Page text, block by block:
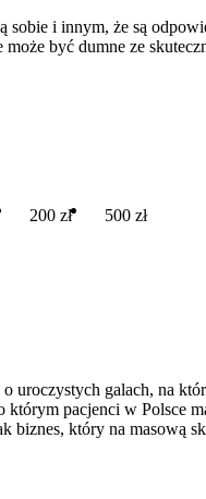
i innym, że są
być dumne ze
200 zł 500 zł
uroczystych galach, na
pacjenci w Polsce
biznes, który na masową